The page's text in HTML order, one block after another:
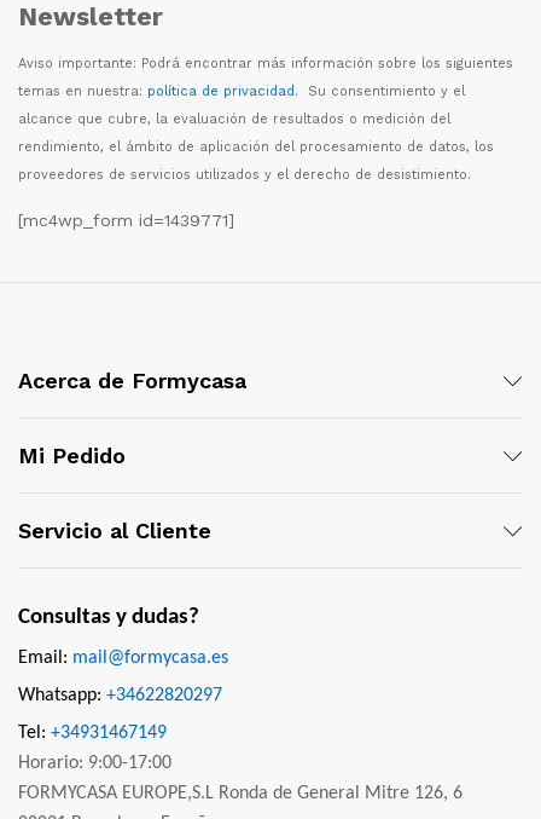
Newsletter
Aviso importante: Podrá encontrar más información sobre los siguientes
temas en nuestra: política de privacidad. Su consentimiento y el
alcance que cubre, la evaluación de resultados o medición del
rendimiento, el ámbito de aplicación del procesamiento de datos, los
proveedores de servicios utilizados y el derecho de desistimiento.
[mc4wp_form id=1439771]
Acerca de Formycasa
Mi Pedido
Servicio al Cliente
Consultas y dudas?
Email: mail@formycasa.es
Whatsapp: +34622820297
Tel: +34931467149
Horario: 9:00-17:00
FORMYCASA EUROPE,S.L Ronda de General Mitre 126, 6